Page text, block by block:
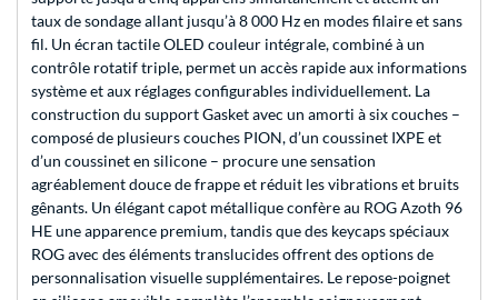
taux de sondage allant jusqu’à 8 000 Hz en modes filaire et sans
fil. Un écran tactile OLED couleur intégrale, combiné à un
contrôle rotatif triple, permet un accès rapide aux informations
système et aux réglages configurables individuellement. La
construction du support Gasket avec un amorti à six couches –
composé de plusieurs couches PION, d’un coussinet IXPE et
d’un coussinet en silicone – procure une sensation
agréablement douce de frappe et réduit les vibrations et bruits
gênants. Un élégant capot métallique confère au ROG Azoth 96
HE une apparence premium, tandis que des keycaps spéciaux
ROG avec des éléments translucides offrent des options de
personnalisation visuelle supplémentaires. Le repose-poignet